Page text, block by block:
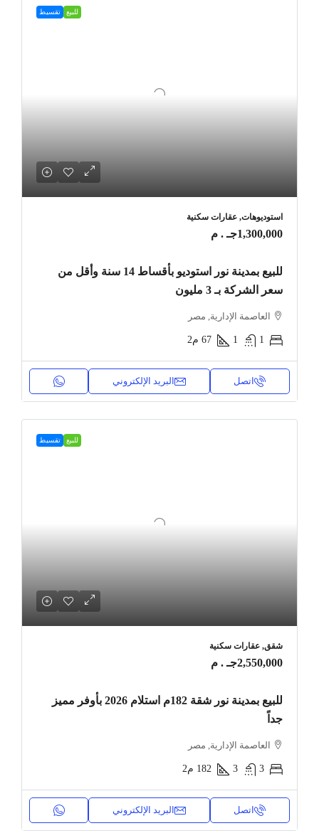
للبيع تقسيط
استوديوهات, عقارات سكنية
1,300,000جـ . م
للبيع بمدينة نور استوديو بأقساط 14 سنة وأقل من
سعر الشركة بـ 3 مليون
العاصمة الإدارية, مصر
1
1
67 م2
اتصل البريد الإلكتروني
للبيع تقسيط
شقق, عقارات سكنية
2,550,000جـ . م
للبيع بمدينة نور شقة 182م استلام 2026 بأوفر مميز
جداً
العاصمة الإدارية, مصر
3
3
182 م2
اتصل البريد الإلكتروني